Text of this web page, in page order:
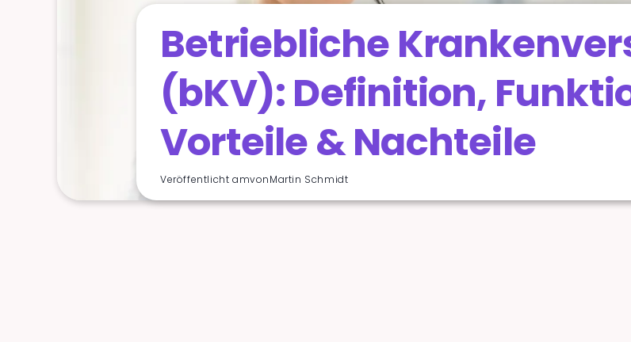
Betriebliche
(bKV): Definition,
Vorteile & Nachteile
Veröffentlicht amvonMartin Schmidt